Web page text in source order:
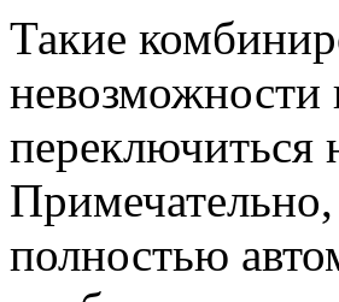
Такие
невозможности
переключиться
полностью